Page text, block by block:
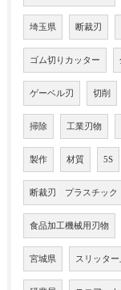
埼玉県 断裁刃
ゴム切りカッター
ゲーベル刃 切削
掃除 工業刃物
製作 材質 5S
断裁刃 プラスチッ
食品加工機械用刃物
宮城県 スリッター